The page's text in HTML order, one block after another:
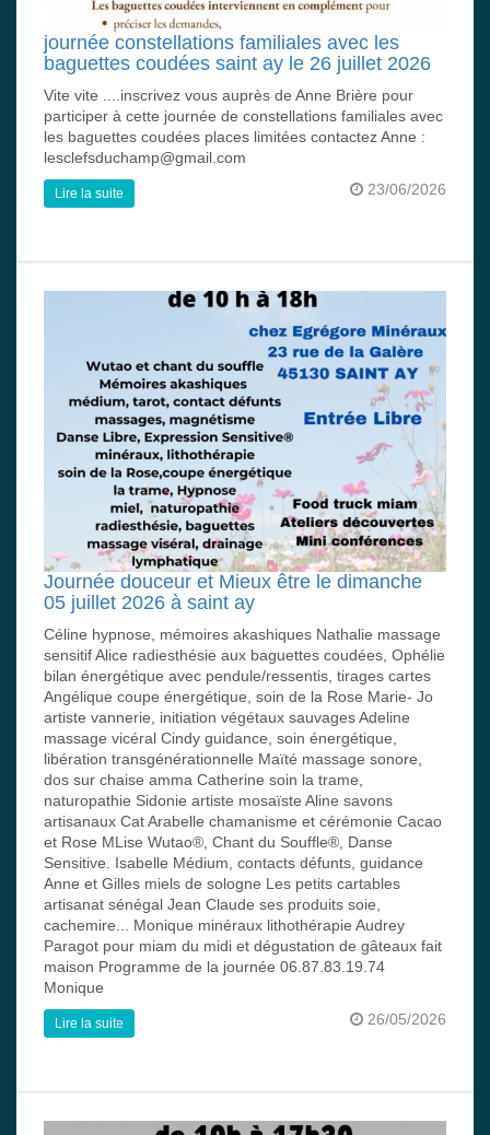
journée constellations familiales avec les
baguettes coudées saint ay le 26 juillet 2026
Vite vite ....inscrivez vous auprès de Anne Brière pour
participer à cette journée de constellations familiales avec
les baguettes coudées places limitées contactez Anne :
lesclefsduchamp@gmail.com
23/06/2026
Lire la suite
Journée douceur et Mieux être le dimanche
05 juillet 2026 à saint ay
Céline hypnose, mémoires akashiques Nathalie massage
sensitif Alice radiesthésie aux baguettes coudées, Ophélie
bilan énergétique avec pendule/ressentis, tirages cartes
Angélique coupe énergétique, soin de la Rose Marie- Jo
artiste vannerie, initiation végétaux sauvages Adeline
massage vicéral Cindy guidance, soin énergétique,
libération transgénérationnelle Maïté massage sonore,
dos sur chaise amma Catherine soin la trame,
naturopathie Sidonie artiste mosaïste Aline savons
artisanaux Cat Arabelle chamanisme et cérémonie Cacao
et Rose MLise Wutao®, Chant du Souffle®, Danse
Sensitive. Isabelle Médium, contacts défunts, guidance
Anne et Gilles miels de sologne Les petits cartables
artisanat sénégal Jean Claude ses produits soie,
cachemire... Monique minéraux lithothérapie Audrey
Paragot pour miam du midi et dégustation de gâteaux fait
maison Programme de la journée 06.87.83.19.74
Monique
26/05/2026
Lire la suite